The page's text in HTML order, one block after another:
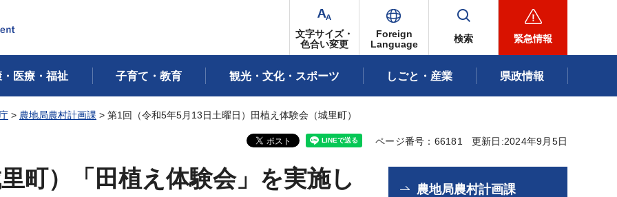
文字サイズ・
色合い変更
Foreign
Language
検索 緊急情報
・医療・福祉 子育て・教育 観光・文化・スポーツ しごと・産業 県政情報
> 農地局農村計画課 > 第1回（令和5年5月13日土曜日）田植え体験会（城里町）
ページ番号：66181 更新日:2024年9月5日
町）「田植え体験会」を実施し 農地局農村計画課